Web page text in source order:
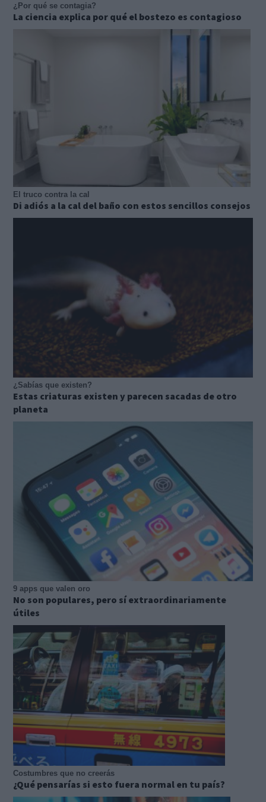
¿Por qué se contagia?
La ciencia explica por qué el bostezo es contagioso
El truco contra la cal
Di adiós a la cal del baño con estos sencillos consejos
¿Sabías que existen?
Estas criaturas existen y parecen sacadas de otro
planeta
9 apps que valen oro
No son populares, pero sí extraordinariamente
útiles
Costumbres que no creerás
¿Qué pensarías si esto fuera normal en tu país?